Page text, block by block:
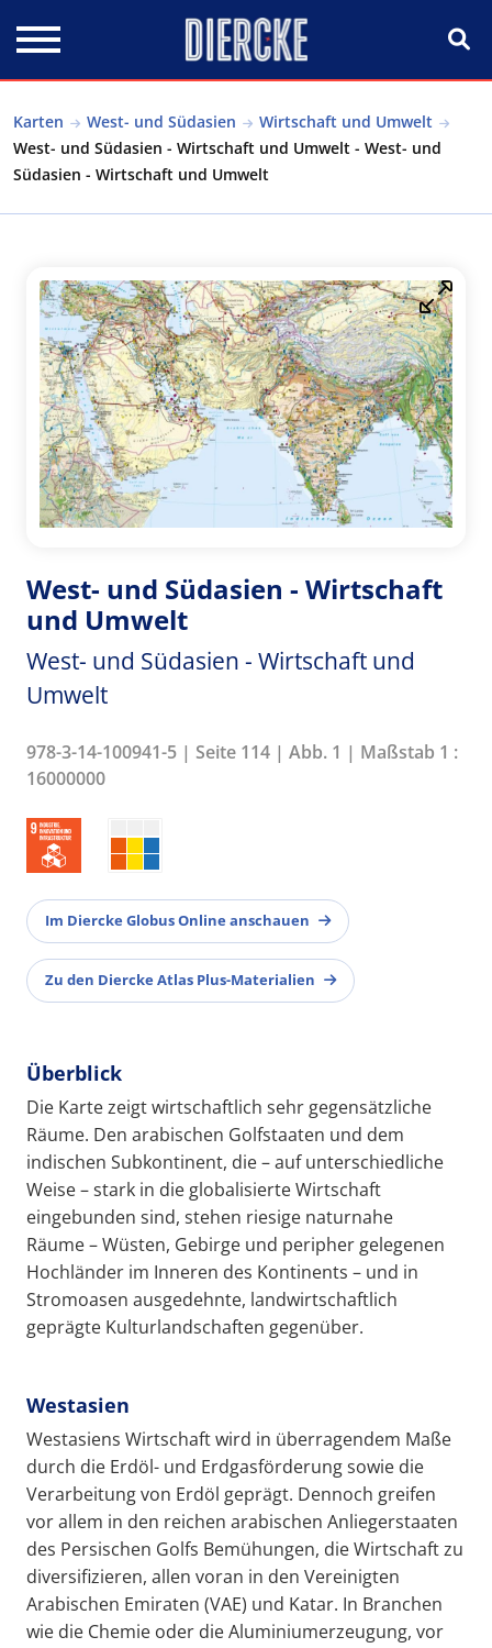
Karten West- und Südasien
Wirtschaft und Umwelt
West- und Südasien - Wirtschaft und Umwelt - West- und
Südasien - Wirtschaft und Umwelt
West- und Südasien - Wirtschaft
und Umwelt
West- und Südasien - Wirtschaft und
Umwelt
978-3-14-100941-5 | Seite 114 | Abb. 1 | Maßstab 1 :
16000000
Im Diercke Globus Online anschauen
Zu den Diercke Atlas Plus-Materialien
Überblick
Die Karte zeigt wirtschaftlich sehr gegensätzliche
Räume. Den arabischen Golfstaaten und dem
indischen Subkontinent, die – auf unterschiedliche
Weise – stark in die globalisierte Wirtschaft
eingebunden sind, stehen riesige naturnahe
Räume – Wüsten, Gebirge und peripher gelegenen
Hochländer im Inneren des Kontinents – und in
Stromoasen ausgedehnte, landwirtschaftlich
geprägte Kulturlandschaften gegenüber.
Westasien
Westasiens Wirtschaft wird in überragendem Maße
durch die Erdöl- und Erdgasförderung sowie die
Verarbeitung von Erdöl geprägt. Dennoch greifen
vor allem in den reichen arabischen Anliegerstaaten
des Persischen Golfs Bemühungen, die Wirtschaft zu
diversifizieren, allen voran in den Vereinigten
Arabischen Emiraten (VAE) und Katar. In Branchen
wie die Chemie oder die Aluminiumerzeugung, vor